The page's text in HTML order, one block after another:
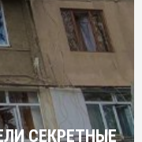
СЕКРЕТНЫЕ